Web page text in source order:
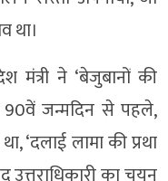
था।
मंत्री ने ‘बेजुबानों की
जन्मदिन से पहले,
‘दलाई लामा की प्रथा